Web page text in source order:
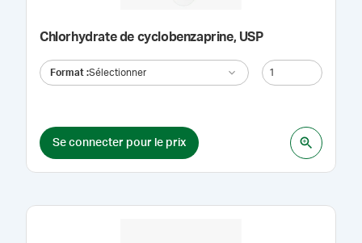
Chlorhydrate de cyclobenzaprine, USP
Format :Sélectionner
Se connecter pour le prix